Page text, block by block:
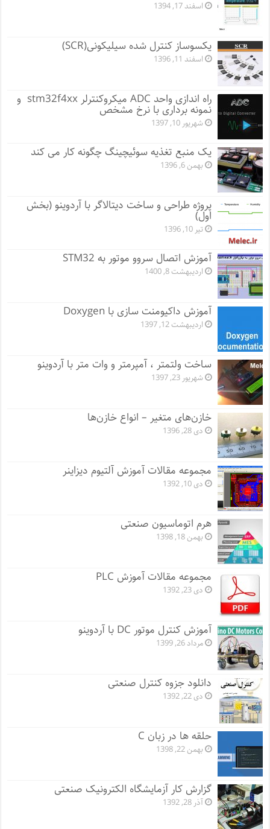
اسفند 17, 1394
یکسوساز کنترل شده سیلیکونی(SCR)
اسفند 11, 1396
راه اندازی واحد ADC میکروکنترلر stm32f4xx و
نمونه برداری با نرخ مشخص
شهریور 10, 1397
یک منبع تغذیه سوئیچینگ چگونه کار می کند
بهمن 6, 1396
پروژه طراحی و ساخت دیتالاگر با آردوینو (بخش
اول)
تیر 10, 1396
آموزش اتصال سروو موتور به STM32
اردیبهشت 8, 1400
آموزش داکیومنت سازی با Doxygen
اردیبهشت 12, 1397
ساخت ولتمتر ، آمپرمتر و وات متر با آردوینو
شهریور 23, 1397
خازن‌های متغیر – انواع خازن‌ها
دی 28, 1396
مجموعه مقالات آموزش آلتیوم دیزاینر
دی 10, 1392
هرم اتوماسیون صنعتی
بهمن 18, 1398
مجموعه مقالات آموزش PLC
دی 23, 1392
آموزش کنترل موتور DC با آردوینو
مرداد 26, 1399
دانلود جزوه کنترل صنعتی
دی 22, 1392
حلقه ها در زبان C
بهمن 22, 1398
گزارش کار آزمایشگاه الکترونیک صنعتی
آذر 28, 1392